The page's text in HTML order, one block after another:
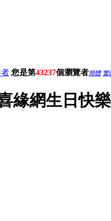
您是第43237個瀏覽者簡體 繁
緣網生日快樂